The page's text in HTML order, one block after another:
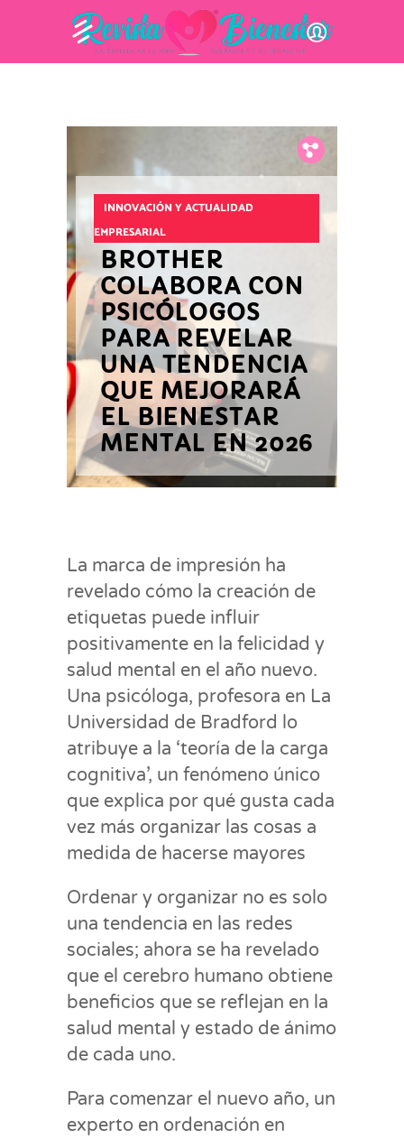
Fb.
Tw.
Pin.
INNOVACIÓN Y ACTUALIDAD
EMPRESARIAL
BROTHER
COLABORA CON
PSICÓLOGOS
PARA REVELAR
UNA TENDENCIA
QUE MEJORARÁ
EL BIENESTAR
MENTAL EN 2026
La marca de impresión ha
revelado cómo la creación de
etiquetas puede influir
positivamente en la felicidad y
salud mental en el año nuevo.
Una psicóloga, profesora en La
Universidad de Bradford lo
atribuye a la ‘teoría de la carga
cognitiva’, un fenómeno único
que explica por qué gusta cada
vez más organizar las cosas a
medida de hacerse mayores
Ordenar y organizar no es solo
una tendencia en las redes
sociales; ahora se ha revelado
que el cerebro humano obtiene
beneficios que se reflejan en la
salud mental y estado de ánimo
de cada uno.
Para comenzar el nuevo año, un
experto en ordenación en